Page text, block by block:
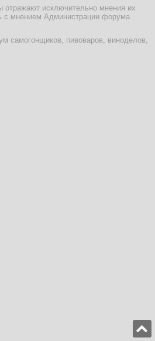
исключительно мнения их
с мнением Администрации форума
самогонщиков, пивоваров, виноделов,